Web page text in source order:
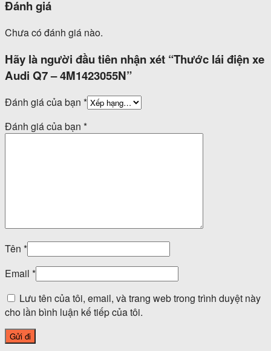
Đánh giá
Chưa có đánh giá nào.
Hãy là người đầu tiên nhận xét “Thước lái điện xe
Audi Q7 – 4M1423055N”
Đánh giá của bạn *
Đánh giá của bạn *
Tên *
Email *
Lưu tên của tôi, email, và trang web trong trình duyệt này
cho lần bình luận kế tiếp của tôi.